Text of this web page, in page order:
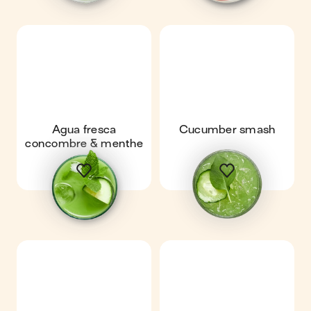
Agua fresca
concombre & menthe
Cucumber smash